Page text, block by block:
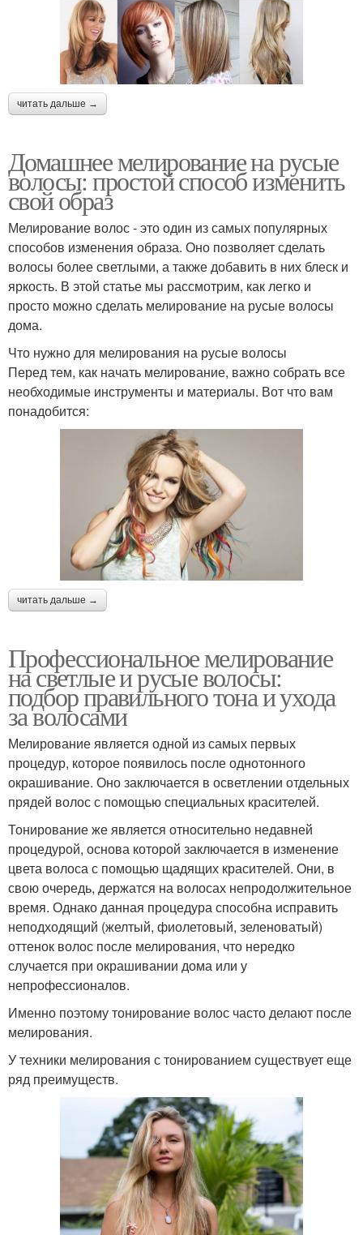
читать дальше →
Домашнее мелирование на русые
волосы: простой способ изменить
свой образ
Мелирование волос - это один из самых популярных
способов изменения образа. Оно позволяет сделать
волосы более светлыми, а также добавить в них блеск и
яркость. В этой статье мы рассмотрим, как легко и
просто можно сделать мелирование на русые волосы
дома.
Что нужно для мелирования на русые волосы
Перед тем, как начать мелирование, важно собрать все
необходимые инструменты и материалы. Вот что вам
понадобится:
читать дальше →
Профессиональное мелирование
на светлые и русые волосы:
подбор правильного тона и ухода
за волосами
Мелирование является одной из самых первых
процедур, которое появилось после однотонного
окрашивание. Оно заключается в осветлении отдельных
прядей волос с помощью специальных красителей.
Тонирование же является относительно недавней
процедурой, основа которой заключается в изменение
цвета волоса с помощью щадящих красителей. Они, в
свою очередь, держатся на волосах непродолжительное
время. Однако данная процедура способна исправить
неподходящий (желтый, фиолетовый, зеленоватый)
оттенок волос после мелирования, что нередко
случается при окрашивании дома или у
непрофессионалов.
Именно поэтому тонирование волос часто делают после
мелирования.
У техники мелирования с тонированием существует еще
ряд преимуществ.